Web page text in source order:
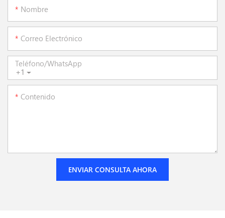
Nombre
Correo Electrónico
+1
Teléfono/WhatsApp
Contenido
ENVIAR CONSULTA AHORA